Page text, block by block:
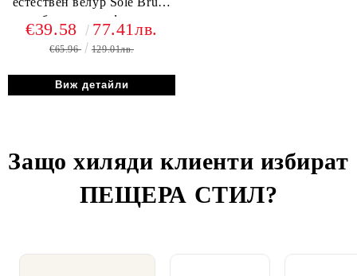
– бежово и кафяво, с
кожена стелка и олекотено
ходило
€39.58 77.41лв.
€65.96 129.01лв.
Виж детайли
Защо хиляди клиенти избират
ПЕЩЕРА СТИЛ?